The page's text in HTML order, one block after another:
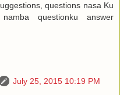
questions nasa Ku
questionku answer
July 25, 2015 10:19 PM